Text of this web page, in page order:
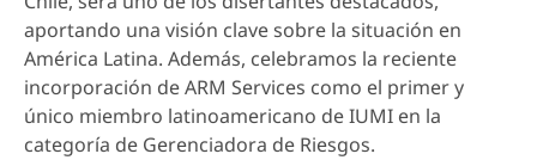
aportando una visión clave sobre la situación en
América Latina. Además, celebramos la reciente
incorporación de ARM Services como el primer y
único miembro latinoamericano de IUMI en la
categoría de Gerenciadora de Riesgos.